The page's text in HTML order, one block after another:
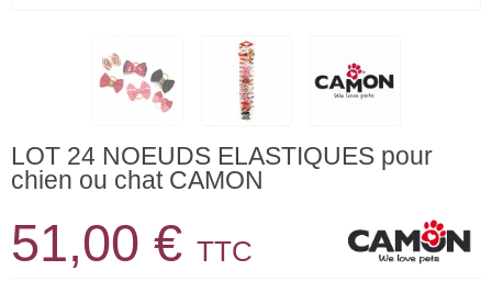
LOT 24 NOEUDS ELASTIQUES pour
chien ou chat CAMON
51,00 € TTC